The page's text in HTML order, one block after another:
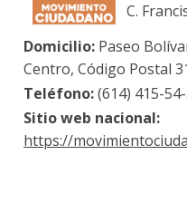
C.
Domicilio: Paseo
Centro, Código Postal
Teléfono:(614) 415-
Sitio web nacional:
https://